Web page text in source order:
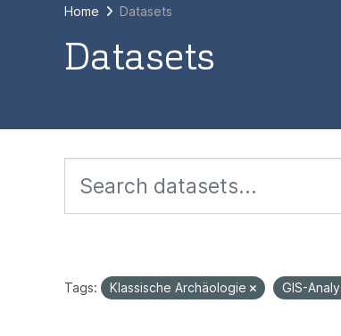
Home Datasets
Datasets
Tags: Klassische Archäologie GIS-